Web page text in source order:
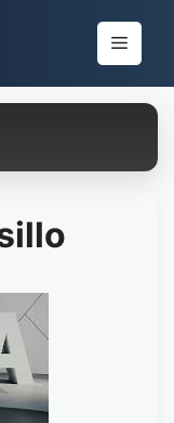
Menu